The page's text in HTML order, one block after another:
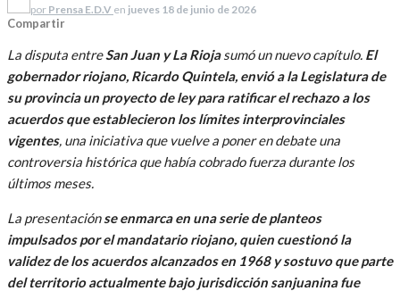
por Prensa E.D.V en jueves 18 de junio de 2026
Compartir
La disputa entreSan Juan y La Riojasumó un nuevo capítulo. El
gobernador riojano, Ricardo Quintela, envió a la Legislatura de
su provincia un proyecto de ley para ratificar el rechazo a los
acuerdos que establecieron los límites interprovinciales
vigentes, una iniciativa que vuelve a poner en debate una
controversia histórica que había cobrado fuerza durante los
últimos meses.
La presentaciónse enmarca en una serie de planteos
impulsados por el mandatario riojano, quien cuestionó la
validez de los acuerdos alcanzados en 1968 y sostuvo que parte
del territorio actualmente bajo jurisdicción sanjuanina fue